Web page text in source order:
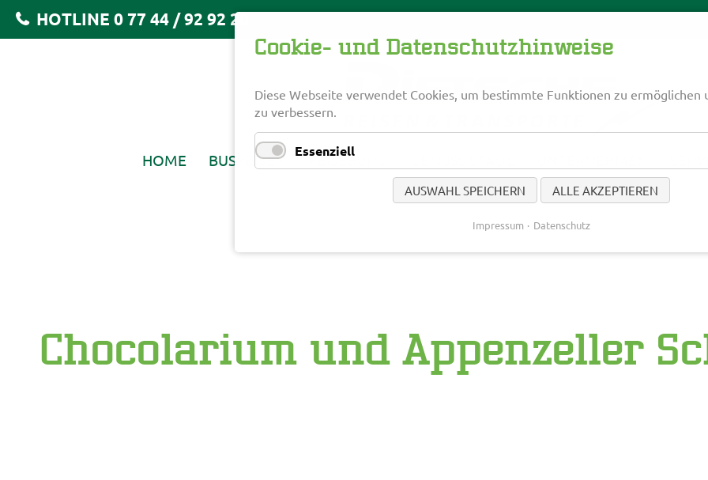
HOTLINE 0 77 44 / 92 92 20
HOME BUSREISEN REISEBÜRO
Chocolarium und Appenzeller
Cookie- und Datenschutzhinweise
Diese Webseite verwendet Cookies, um bestimmte Funktionen zu ermöglichen
zu verbessern.
Essenziell
AUSWAHL SPEICHERN ALLE AKZEPTIEREN
Impressum Datenschutz